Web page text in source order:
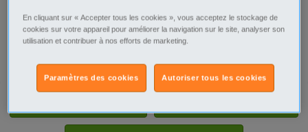
En cliquant sur « Accepter tous les cookies », vous acceptez le stockage de
cookies sur votre appareil pour améliorer la navigation sur le site, analyser son
utilisation et contribuer à nos efforts de marketing.
Autoriser tous les cookies
Paramètres des cookies